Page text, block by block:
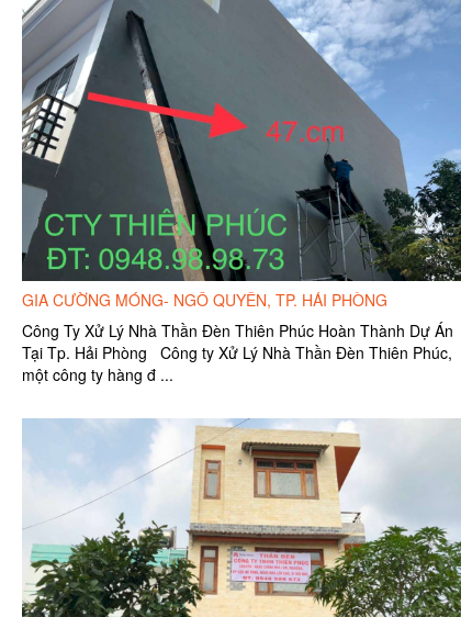
GIA CƯỜNG MÓNG- NGÔ QUYỀN, TP. HẢI PHÒNG
Công Ty Xử Lý Nhà Thần Đèn Thiên Phúc Hoàn Thành Dự Án
Tại Tp. Hải Phòng Công ty Xử Lý Nhà Thần Đèn Thiên Phúc,
một công ty hàng đ ...